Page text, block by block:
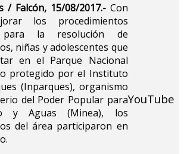
/ Falcón, 15/08/2017.- Con
los procedimientos
para la resolución de
niñas y adolescentes que
en el Parque Nacional
protegido por el Instituto
(Inparques), organismo
del Poder Popular para
y Aguas (Minea), los
del área participaron en
YouTube